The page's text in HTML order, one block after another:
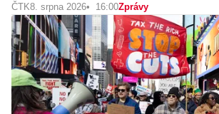
ČTK8. srpna 2026 16:00Zprávy